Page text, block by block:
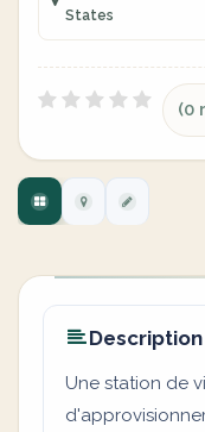
States
(0
Description
Une station de